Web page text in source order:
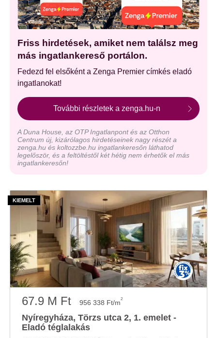
Friss hirdetések, amiket nem találsz meg
más ingatlankereső portálon.
Fedezd fel elsőként a Zenga Premier címkés eladó
ingatlanokat!
További részletek a zenga.hu-n
A Duna House, az OTP Ingatlanpont és az Otthon
Centrum új, kizárólagos hirdetéseinek nagy részét a
zenga.hu és koltozzbe.hu ingatlankeresőn láthatod
legelőször, és a feltöltéstől két hétig nem érhetők el más
ingatlankeresőn!
67.9 M Ft 956 338 Ft/m2
Nyíregyháza, Törzs utca 2, 1. emelet -
Eladó téglalakás